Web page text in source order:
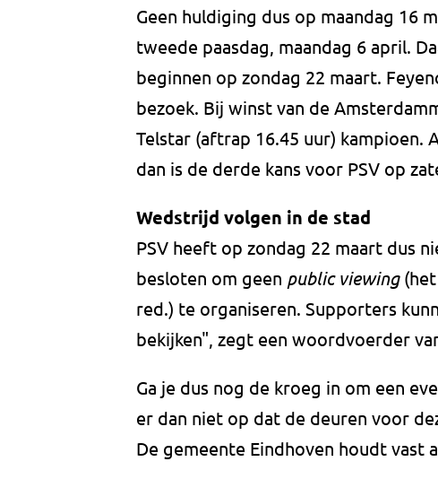
Geen huldiging dus op maandag 16
tweede paasdag, maandag 6 april.
beginnen op zondag 22 maart.
bezoek. Bij winst van de
Telstar (aftrap 16.45 uur) kampioen.
dan is de derde kans voor PSV op
Wedstrijd volgen in de stad
PSV heeft op zondag 22 maart dus
besloten om geen public viewing(het
red.) te organiseren. Supporters
bekijken", zegt een woordvoerder
Ga je dus nog de kroeg in om een
er dan niet op dat de deuren voor
De gemeente Eindhoven houdt vast